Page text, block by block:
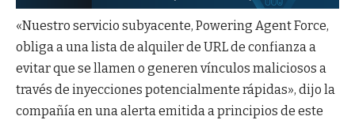
«Nuestro servicio subyacente, Powering Agent Force,
obliga a una lista de alquiler de URL de confianza a
evitar que se llamen o generen vínculos maliciosos a
través de inyecciones potencialmente rápidas», dijo la
compañía en una alerta emitida a principios de este